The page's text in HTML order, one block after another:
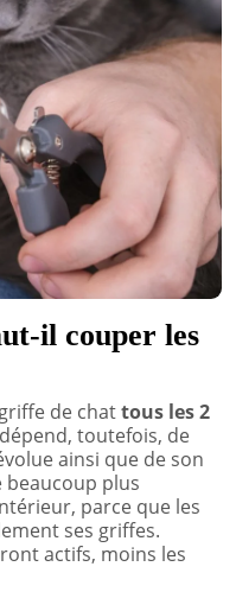
il couper les
de chattous les 2
toutefois, de
ainsi que de son
plus
parce que les
ses griffes.
actifs, moins les